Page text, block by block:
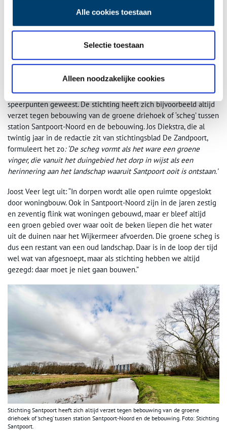
Alle cookies toestaan
Selectie toestaan
Alleen noodzakelijke cookies
Voormalige buitenplaats Duin en Kruidberg was ooit het grootste woonhuis van
Stichting Santpoort.
Stichting Santpoort werd op 2 maart 1976 opgericht toen er een
fraaie villa tegenover station Santpoort-Zuid werd gesloopt om
het opwekken van belangstelling voor het cultureel erfgoed van
Santpoort, is behoud van het landschap altijd één van de
speerpunten geweest. De stichting heeft zich bijvoorbeeld altijd
verzet tegen bebouwing van de groene driehoek of ‘scheg’ tussen
station Santpoort-Noord en de bebouwing. Jos Diekstra, die al
twintig jaar in de redactie zit van stichtingsblad De Zandpoort,
formuleert het zo: ‘De scheg vormt als het ware een groene
vinger, die vanuit het duingebied het dorp in wijst als een
herinnering aan het landschap waaruit Santpoort ooit is ontstaan.’
Joost Veer legt uit: “In dorpen wordt alle open ruimte opgeslokt
door woningbouw. Ook in Santpoort-Noord zijn in de jaren zestig
en zeventig flink wat woningen gebouwd, maar er bleef altijd
een groen gebied over waar ooit de beken liepen die het water
uit de duinen naar het Wijkermeer afvoerden. Die groene scheg is
dus een restant van een oud landschap. Daar is in de loop der tijd
wel wat van afgesnoept, maar als stichting hebben we altijd
gezegd: daar moet je niet gaan bouwen.”
Stichting Santpoort heeft zich altijd verzet tegen bebouwing van de groene
driehoek of ‘scheg’ tussen station Santpoort-Noord en de bebouwing. Foto: Stichting
Santpoort.